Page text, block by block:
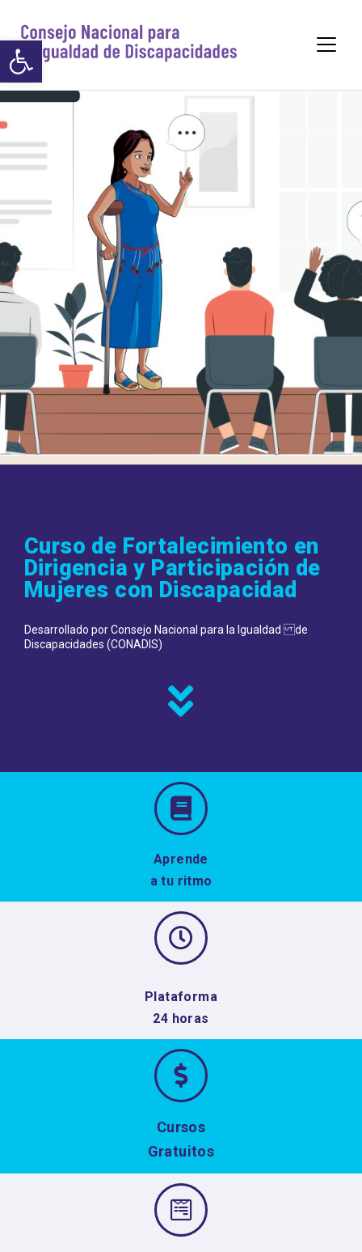
Abrir barra de herramientas
Curso de Fortalecimiento en
Dirigencia y Participación de
Mujeres con Discapacidad
Desarrollado por Consejo Nacional para la Igualdad de
Discapacidades (CONADIS)
Aprende
a tu ritmo
Plataforma
24 horas
Cursos
Gratuitos